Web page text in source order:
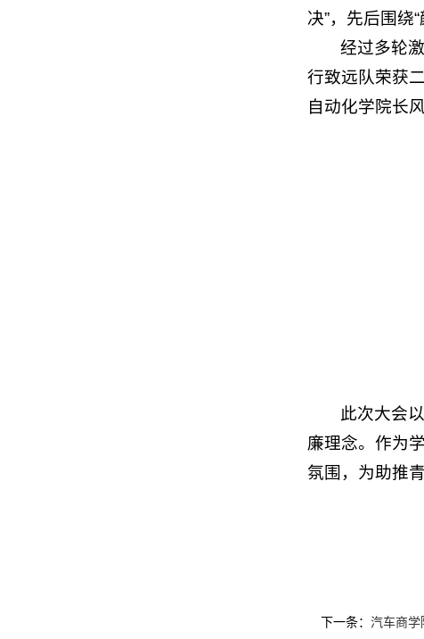
决”，先后围绕
经过多轮
行致远队荣获
自动化学院长
此次大会
廉理念。作为
氛围，为助推
下一条：汽车商学